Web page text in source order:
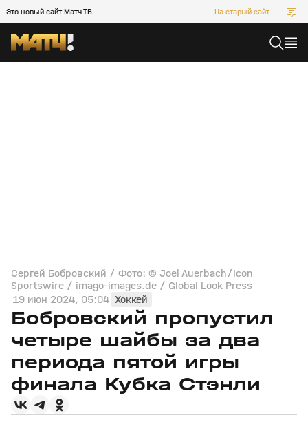
Это новый сайт Матч ТВ На старый сайт
Сергей Бобровский / Фото: © Joel Auerbach/Icon
Sportswire / imago-images.de / Global Look Press
19 июн 2024, 05:04 Хоккей
Бобровский пропустил
четыре шайбы за два
периода пятой игры
финала Кубка Стэнли